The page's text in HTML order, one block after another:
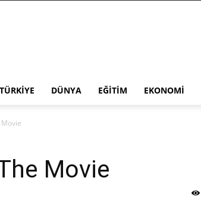
TÜRKIYE DÜNYA EĞITIM EKONOMI
Movie